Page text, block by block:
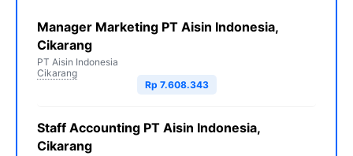
Manager Marketing PT Aisin Indonesia,
Cikarang
PT Aisin Indonesia
Cikarang
Rp 7.608.343
Staff Accounting PT Aisin Indonesia,
Cikarang